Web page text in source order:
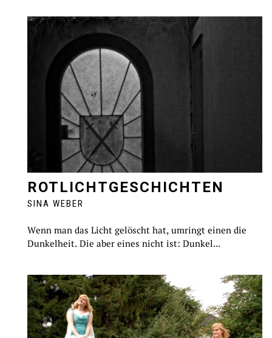
ROTLICHTGESCHICHTEN
SINA WEBER
Wenn man das Licht gelöscht hat, umringt einen die
Dunkelheit. Die aber eines nicht ist: Dunkel...